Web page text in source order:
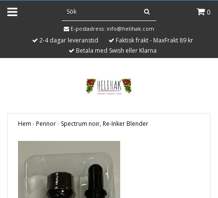
0
E-postadress: info@helihak.com
2-4 dagar leveranstid
Faktisk frakt - MaxFrakt 89 kr
Betala med Swish eller Klarna
Hem › Pennor› Spectrum noir, Re-Inker Blender